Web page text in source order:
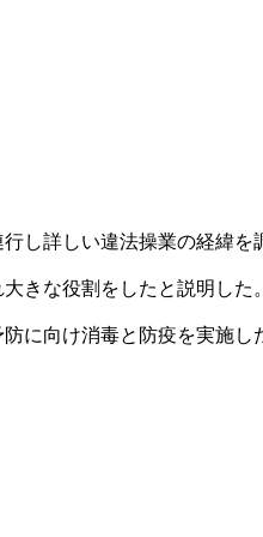
し詳しい違法操業の経緯を
きな役割をしたと説明した。
に向け消毒と防疫を実施し